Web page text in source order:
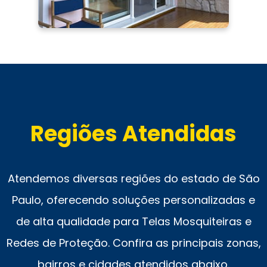
Regiões Atendidas
Atendemos diversas regiões do estado de São
Paulo, oferecendo soluções personalizadas e
de alta qualidade para Telas Mosquiteiras e
Redes de Proteção. Confira as principais zonas,